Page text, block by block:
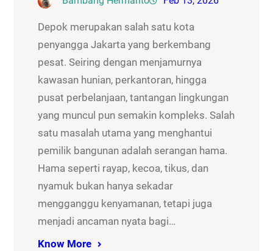
Depok merupakan salah satu kota
penyangga Jakarta yang berkembang
pesat. Seiring dengan menjamurnya
kawasan hunian, perkantoran, hingga
pusat perbelanjaan, tantangan lingkungan
yang muncul pun semakin kompleks. Salah
satu masalah utama yang menghantui
pemilik bangunan adalah serangan hama.
Hama seperti rayap, kecoa, tikus, dan
nyamuk bukan hanya sekadar
mengganggu kenyamanan, tetapi juga
menjadi ancaman nyata bagi…
Know More